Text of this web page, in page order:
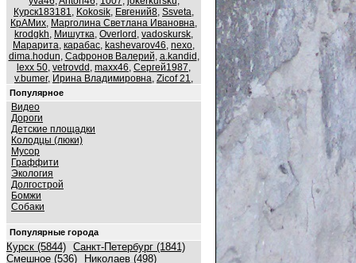
Курск183181, Kokosik, Евгений8, Ssveta,
КрАМих, Марголина Светлана Ивановна,
krodgkh, Мишутка, Overlord , vadoskursk,
Марарита, карабас, kashevarov46, nexo,
dima.hodun, Сафронов Валерий, a.kandid ,
lexx 50, vetrovdd , maxx46, Сергей1987,
v.bumer, Ирина Владимировна, Zicof 21,
Популярное
Видео
Дороги
Детские площадки
Колодцы (люки)
Мусор
Граффити
Экология
Долгострой
Бомжи
Собаки
Популярные города
Курск (5844) Санкт-Петербург (1841)
Смешное (536)
Николаев (498)